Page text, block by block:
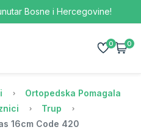
Bosne i Hercegovine!
0 0
Ortopedska Pomagala
Trup
16cm Code 420